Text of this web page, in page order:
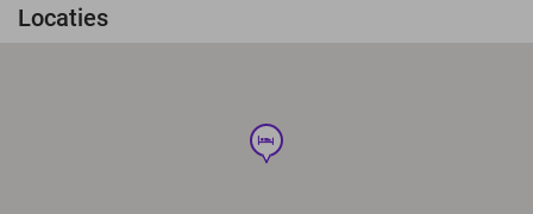
Locaties
hotel